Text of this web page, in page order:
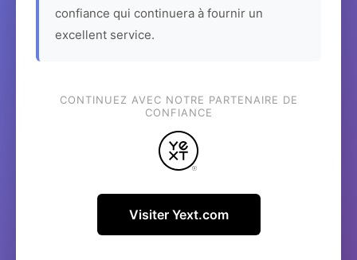
confiance qui continuera à fournir un
excellent service.
CONTINUEZ AVEC NOTRE PARTENAIRE DE
CONFIANCE
Visiter Yext.com